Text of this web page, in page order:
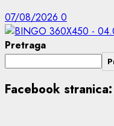
07/08/2026 0
Pretraga
Facebook stranica: